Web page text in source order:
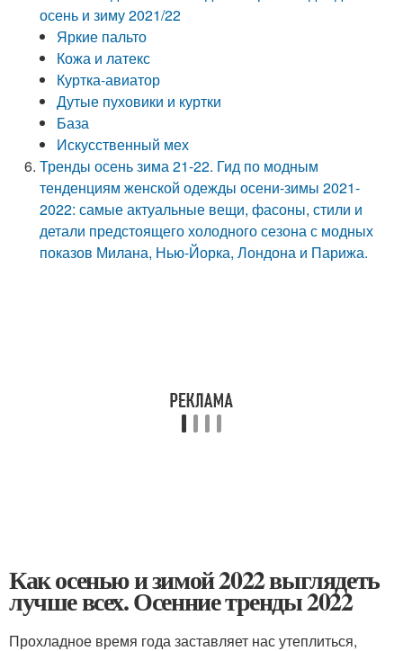
осень и зиму 2021/22
Яркие пальто
Кожа и латекс
Куртка-авиатор
Дутые пуховики и куртки
База
Искусственный мех
Тренды осень зима 21-22. Гид по модным
тенденциям женской одежды осени-зимы 2021-
2022: самые актуальные вещи, фасоны, стили и
детали предстоящего холодного сезона с модных
показов Милана, Нью-Йорка, Лондона и Парижа.
Как осенью и зимой 2022 выглядеть
лучше всех. Осенние тренды 2022
Прохладное время года заставляет нас утеплиться,